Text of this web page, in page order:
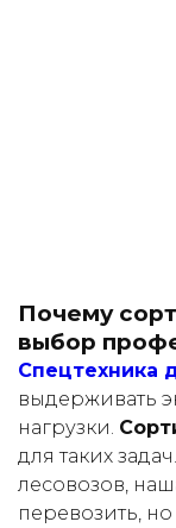
Почему
выбор
Спецтехника
выдерживать
нагрузки.
для таких
лесовозов,
перевозить,